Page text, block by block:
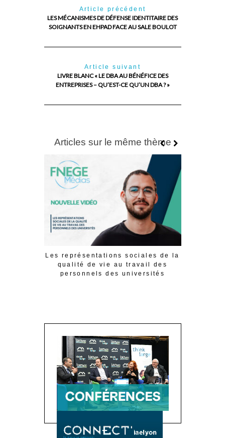
Article précédent
LES MÉCANISMES DE DÉFENSE IDENTITAIRE DES
SOIGNANTS EN EHPAD FACE AU SALE BOULOT
Article suivant
LIVRE BLANC « LE DBA AU BÉNÉFICE DES
ENTREPRISES – QU’EST-CE QU’UN DBA ? »
Articles sur le même thème
Les représentations sociales de la
qualité de vie au travail des
personnels des universités